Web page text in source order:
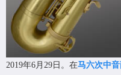
2019年6月29日。在马六次中